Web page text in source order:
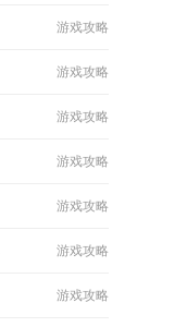
游戏攻略
游戏攻略
游戏攻略
游戏攻略
游戏攻略
游戏攻略
游戏攻略